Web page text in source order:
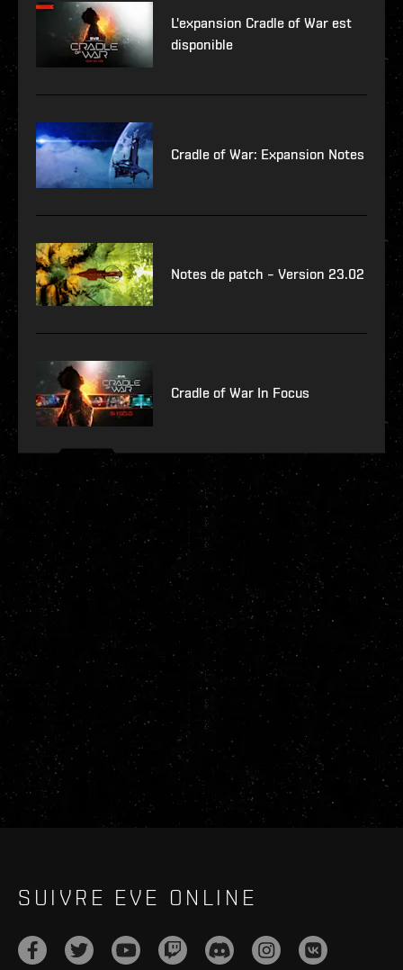
L'expansion Cradle of War est
disponible
Cradle of War: Expansion Notes
Notes de patch – Version 23.02
Cradle of War In Focus
SUIVRE EVE ONLINE